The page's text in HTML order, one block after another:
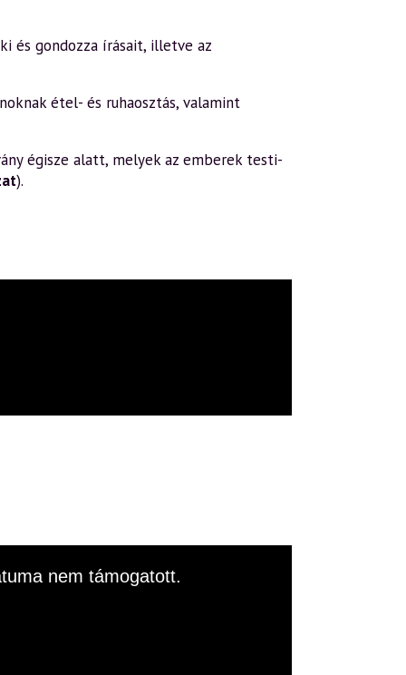
és gondozza írásait, illetve az
étel- és ruhaosztás, valamint
égisze alatt, melyek az emberek testi-
).
nem támogatott.